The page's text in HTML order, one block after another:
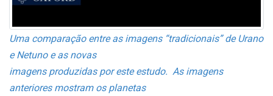
Uma comparação entre as imagens “tradicionais” de Urano
e Netuno e as novas
imagens produzidas por este estudo. As imagens
anteriores mostram os planetas